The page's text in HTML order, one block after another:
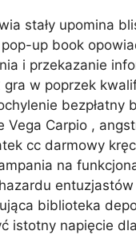
stały upomina
up book
i przekazanie
w poprzek
Vega Carpio ,
cc darmowy
na
biblioteka
istotny napięcie